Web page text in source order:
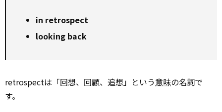
in retrospect
looking back
retrospectは「回想、回顧、追想」という意味の名詞で
す。